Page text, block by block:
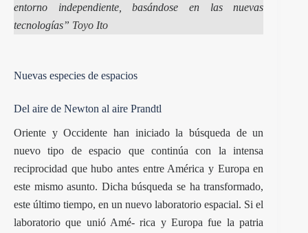
entorno independiente, basándose en las nuevas
tecnologías” Toyo Ito
Nuevas especies de espacios
Del aire de Newton al aire Prandtl
Oriente y Occidente han iniciado la búsqueda de un
nuevo tipo de espacio que continúa con la intensa
reciprocidad que hubo antes entre América y Europa en
este mismo asunto. Dicha búsqueda se ha transformado,
este último tiempo, en un nuevo laboratorio espacial. Si el
laboratorio que unió Amé- rica y Europa fue la patria